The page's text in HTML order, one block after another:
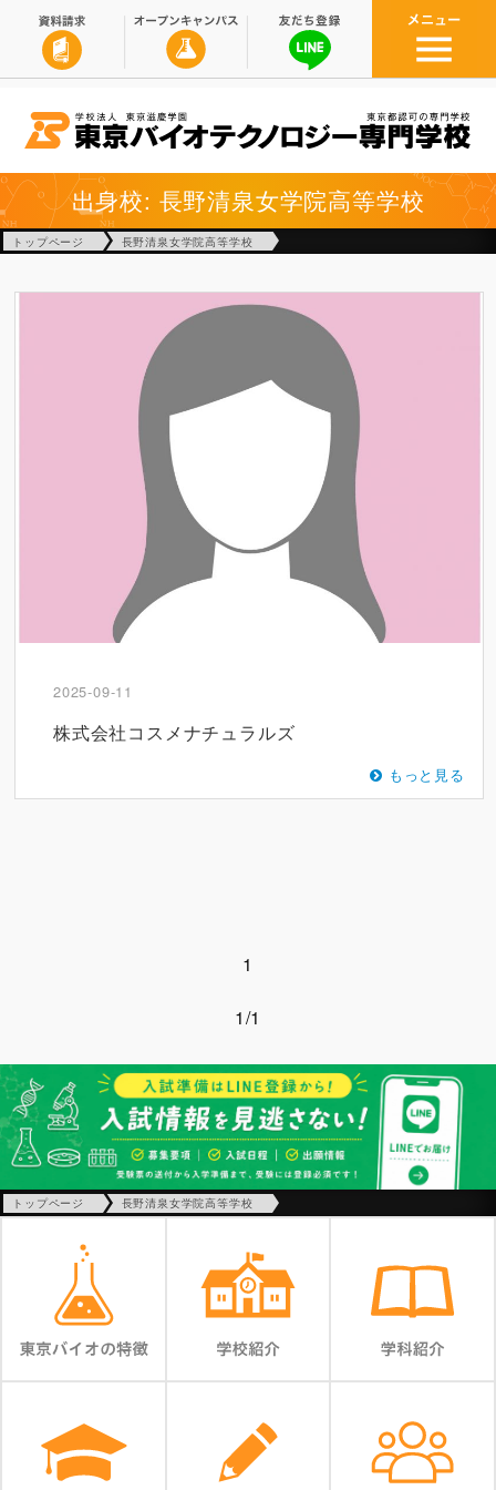
出身校: 長野清泉女学院高等学校
トップページ 長野清泉女学院高等学校
2025-09-11
株式会社コスメナチュラルズ
もっと見る
1
1/1
トップページ 長野清泉女学院高等学校